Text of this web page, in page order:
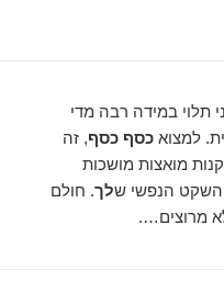
תלוי במידה רבה מדי
למצואכסף כסף, זה
מואצות מושכות
השקט הנפשי שלך. חולם
לא מרוצים….